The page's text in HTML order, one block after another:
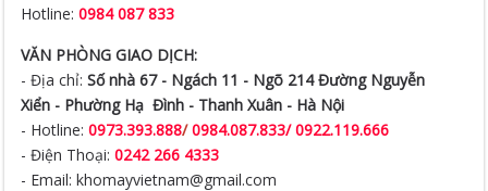
Hotline:0984 087 833
VĂN PHÒNG GIAO DỊCH:
- Địa chỉ:Số nhà 67 - Ngách 11 - Ngõ 214 Đường Nguyễn
Xiển - Phường Hạ Đình - Thanh Xuân - Hà Nội
- Hotline:0973.393.888/ 0984.087.833/ 0922.119.666
- Điện Thoại:0242 266 4333
- Email: khomayvietnam@gmail.com